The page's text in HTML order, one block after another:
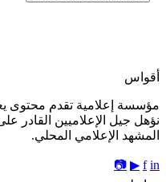
أقواس
مؤسسة إعلامية تقدم محتوى
نؤهل جيل الإعلاميين القادر
المشهد الإعلامي المحلي.
f in
▶
📷